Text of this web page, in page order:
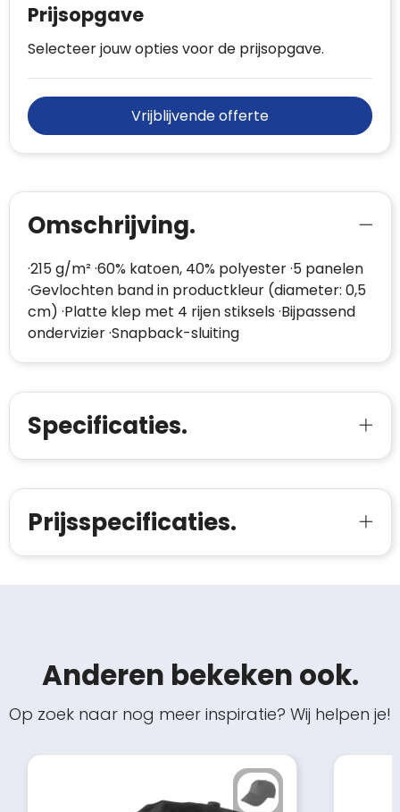
Prijsopgave
Selecteer jouw opties voor de prijsopgave.
Vrijblijvende offerte
Omschrijving.
·215 g/m² ·60% katoen, 40% polyester ·5 panelen
·Gevlochten band in productkleur (diameter: 0,5
cm) ·Platte klep met 4 rijen stiksels ·Bijpassend
ondervizier ·Snapback-sluiting
Specificaties.
Prijsspecificaties.
Anderen bekeken ook.
Op zoek naar nog meer inspiratie? Wij helpen je!